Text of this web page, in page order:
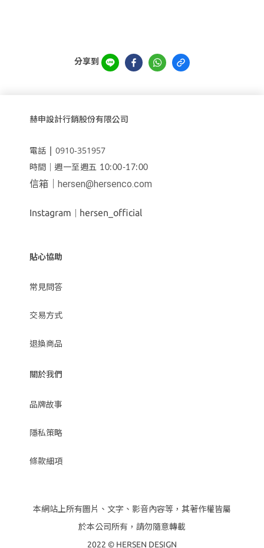
分享到
赫申設計行銷股份有限公司
電話 ｜ 0910-351957
時間｜ 週一至週五 10:00-17:00
信箱｜ hersen@hersenco.com
Instagram hersen_official
貼心協助
常見問答
交易方式
退換商品
關於我們
品牌故事
隱私策略
條款細項
本網站上所有圖片、文字、影音內容等，其著作權皆屬
於本公司所有，請勿隨意轉載
2022 © HERSEN DESIGN